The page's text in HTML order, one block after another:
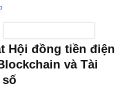
Hội đồng tiền điện
và Tài